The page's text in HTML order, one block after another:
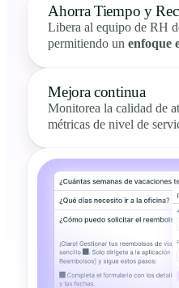
Ahorra Tiempo y
Libera al equipo de RH
permitiendo unenfoque
Mejora continua
Monitorea la calidad de
métricas de nivel de